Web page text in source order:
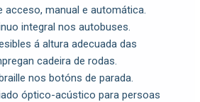
acceso, manual e automática.
integral nos autobuses.
á altura adecuada das
cadeira de rodas.
nos botóns de parada.
óptico-acústico para persoas